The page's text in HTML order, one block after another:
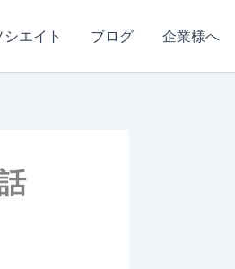
シエイト ブログ 企業様へ